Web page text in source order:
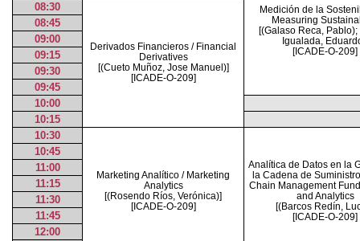
Medición de la
Measuring
[(Galaso Reca, Pablo);
Igualada,
[ICADE-O-209]
08:30
Derivados Financieros / Financial
Derivatives
[(Cueto Muñoz, Jose Manuel)]
[ICADE-O-209]
08:45
09:00
09:15
09:30
09:45
10:00
10:15
10:30
Marketing Analítico / Marketing
Analytics
[(Rosendo Ríos, Verónica)]
[ICADE-O-209]
Analítica de Datos en la
la Cadena de
Chain Management
and Analytics
[(Barcos Redín,
[ICADE-O-209]
10:45
11:00
11:15
11:30
11:45
12:00